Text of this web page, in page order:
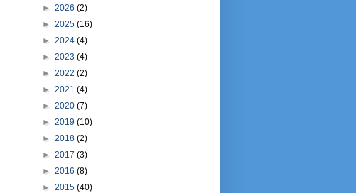
► 2026 (2)
► 2025 (16)
► 2024 (4)
► 2023 (4)
► 2022 (2)
► 2021 (4)
► 2020 (7)
► 2019 (10)
► 2018 (2)
► 2017 (3)
► 2016 (8)
► 2015 (40)